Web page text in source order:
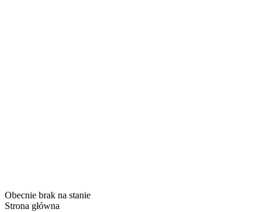
Obecnie brak na stanie
Strona główna